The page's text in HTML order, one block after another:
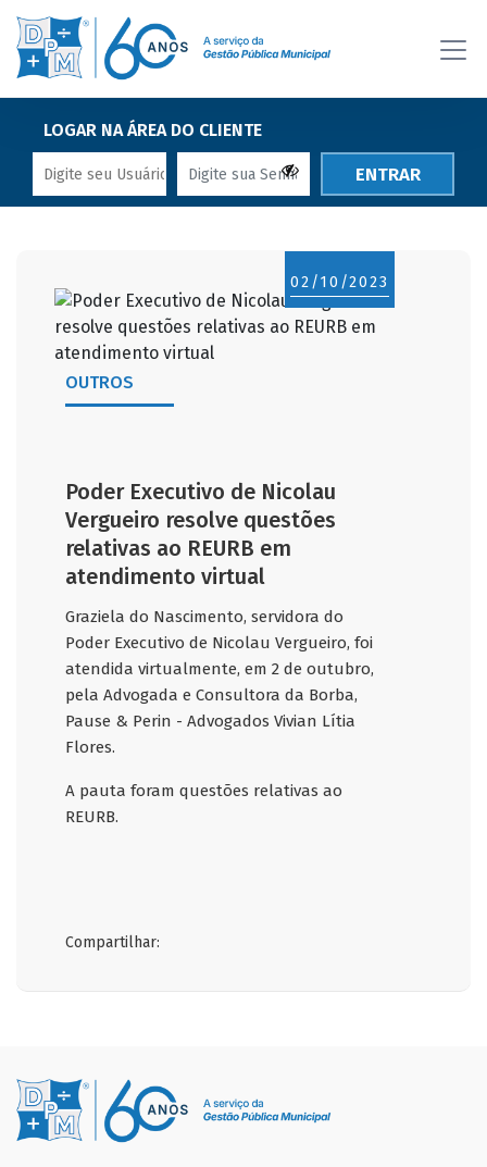
LOGAR NA ÁREA DO CLIENTE
ENTRAR
02/10/2023
OUTROS
Poder Executivo de Nicolau
Vergueiro resolve questões
relativas ao REURB em
atendimento virtual
Graziela do Nascimento, servidora do
Poder Executivo de Nicolau Vergueiro, foi
atendida virtualmente, em 2 de outubro,
pela Advogada e Consultora da Borba,
Pause & Perin - Advogados Vivian Lítia
Flores.
A pauta foram questões relativas ao
REURB.
Compartilhar: